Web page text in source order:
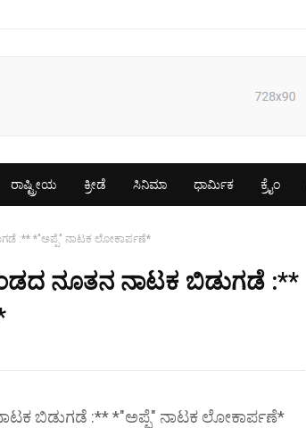
ರಾಷ್ಟ್ರೀಯ ಕ್ರೀಡೆ ಸಿನಿಮಾ ಧಾರ್ಮಿಕ ಕ್ರೈಂ
:** *"ಅಪ್ಪೆ" ನಾಟಕ ಲೋಕಾರ್ಪಣೆ*
ನೂತನ ನಾಟಕ ಬಿಡುಗಡೆ :**
ಬಿಡುಗಡೆ :** *"ಅಪ್ಪೆ" ನಾಟಕ ಲೋಕಾರ್ಪಣೆ*